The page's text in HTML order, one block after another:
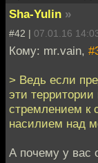
Sha-Yulin »
#42 | 07.01.16
Кому: mr.vain,
> Ведь если
эти
стремлением к
насилием над
А почему у вас